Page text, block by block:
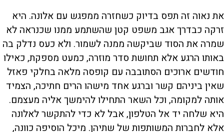
את נאוה זה תפס בדיוק כשחזרה ממפגש עם אלונה. היא
זרקה כבדרך אגב משפט קטן שהשתמע ממנו שכנראה לא
שמרה את הסוד שביקשה ממנה לשמור. ולא כעס נדלק בה
באותו הרגע אלא תחושת סדר מוזרה, כמעט מספקת, כאילו
חודשים ארוכים הסתובבה עם קופסה מלאה בחלקי פאזל
שאין ביניהם קשר וברגע אחד מישהו הרים חתיכה, הצמיד
אותה למקומה, וכל השאר התחילו להימשך אליה מעצמם.
היא שלחה יד אל הטלפון, אבל לא כדי להתקשר לאלונה
אלא לחברות המשותפות של שתיהן. מיכל הוסיפה כוונה,